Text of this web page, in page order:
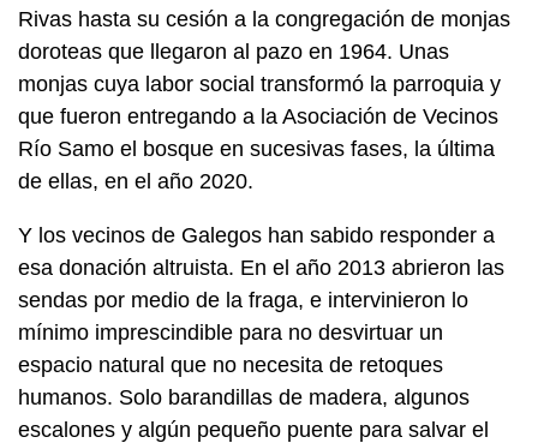
Rivas hasta su cesión a la congregación de monjas
doroteas que llegaron al pazo en 1964. Unas
monjas cuya labor social transformó la parroquia y
que fueron entregando a la Asociación de Vecinos
Río Samo el bosque en sucesivas fases, la última
de ellas, en el año 2020.
Y los vecinos de Galegos han sabido responder a
esa donación altruista. En el año 2013 abrieron las
sendas por medio de la fraga, e intervinieron lo
mínimo imprescindible para no desvirtuar un
espacio natural que no necesita de retoques
humanos. Solo barandillas de madera, algunos
escalones y algún pequeño puente para salvar el